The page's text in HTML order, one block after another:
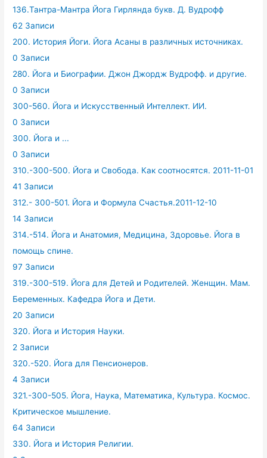
136.Тантра-Мантра Йога Гирлянда букв. Д. Вудрофф
62 Записи
200. История Йоги. Йога Асаны в различных источниках.
0 Записи
280. Йога и Биографии. Джон Джордж Вудрофф. и другие.
0 Записи
300-560. Йога и Искусственный Интеллект. ИИ.
0 Записи
300. Йога и ...
0 Записи
310.-300-500. Йога и Свобода. Как соотносятся. 2011-11-01
41 Записи
312.- 300-501. Йога и Формула Счастья.2011-12-10
14 Записи
314.-514. Йога и Анатомия, Медицина, Здоровье. Йога в
помощь спине.
97 Записи
319.-300-519. Йога для Детей и Родителей. Женщин. Мам.
Беременных. Кафедра Йога и Дети.
20 Записи
320. Йога и История Науки.
2 Записи
320.-520. Йога для Пенсионеров.
4 Записи
321.-300-505. Йога, Наука, Математика, Культура. Космос.
Критическое мышление.
64 Записи
330. Йога и История Религии.